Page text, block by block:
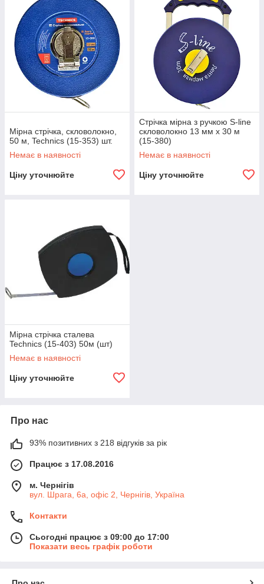
Мірна стрічка, скловолокно,
50 м, Technics (15-353) шт.
Немає в наявності
Ціну уточнюйте
Стрічка мірна з ручкою S-line
скловолокно 13 мм х 30 м
(15-380)
Немає в наявності
Ціну уточнюйте
Мірна стрічка сталева
Technics (15-403) 50м (шт)
Немає в наявності
Ціну уточнюйте
Про нас
93% позитивних з 218 відгуків за рік
Працює з 17.08.2016
м. Чернігів
вул. Шрага, 6а, офіс 2, Чернігів, Україна
Контакти
Сьогодні працює з 09:00 до 17:00
Показати весь графік роботи